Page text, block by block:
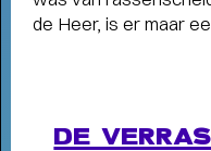
de Heer, is er maar
DE